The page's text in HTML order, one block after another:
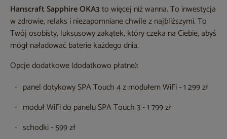
Hanscraft Sapphire OKA3to więcej niż wanna. To inwestycja
w zdrowie, relaks i niezapomniane chwile z najbliższymi. To
Twój osobisty, luksusowy zakątek, który czeka na Ciebie, abyś
mógł naładować baterie każdego dnia.
Opcje dodatkowe (dodatkowo płatne):
panel dotykowy SPA Touch 4 z modułem WiFi - 1 299 zł
moduł WiFi do panelu SPA Touch 3 - 1 799 zł
schodki - 599 zł